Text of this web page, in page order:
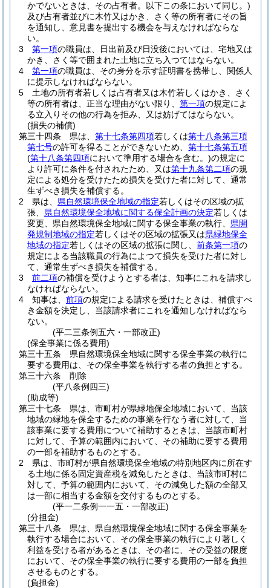
かでないときは、その占有者。以下この条において同じ。)
及び占有者並びに木竹又はかき、さく等の所有者にその旨
を通知し、意見書を提出する機会を与えなければならな
い。
3
第一項の職員は、日出前及び日没後においては、宅地又は
かき、さく等で囲まれた土地に立ち入つてはならない。
4
第一項の職員は、その身分を示す証明書を携帯し、関係人
に提示しなければならない。
5
土地の所有者若しくは占有者又は木竹若しくはかき、さく
等の所有者は、正当な理由がない限り、 第一項の規定によ
る立入りその他の行為を拒み、又は妨げてはならない。
(損失の補償)
第三十四条
県は、 第十七条第四項若しくは第十八条第三項
第七号の許可を得ることができないため、 第十七条第五項
(第十八条第四項において準用する場合を含む。)の規定に
より許可に条件を付されたため、又は第十九条第二項の規
定による処分を受けたため損失を受けた者に対して、通常
生ずべき損失を補償する。
2
県は、 県自然環境保全地域の指定若しくはその区域の拡
張、 県自然環境保全地域に関する保全計画の決定若しくは
変更、県自然環境保全地域に関する保全事業の執行、 県開
発規制地域の指定若しくはその区域の拡張又は県緑地保全
地域の指定若しくはその区域の拡張に関し、 前条第一項の
規定による当該職員の行為によつて損失を受けた者に対し
て、通常生ずべき損失を補償する。
3
前二項の補償を受けようとする者は、知事にこれを請求し
なければならない。
4
知事は、 前項の規定による請求を受けたときは、補償すべ
き金額を決定し、当該請求者にこれを通知しなければなら
ない。
(平二三条例五六・一部改正)
(保全事業に係る費用)
第三十五条
県自然環境保全地域に関する保全事業の執行に
要する費用は、その保全事業を執行する者の負担とする。
第三十六条
削除
(平八条例四三)
(助成等)
第三十七条
県は、市町村が県緑地保全地域において、当該
地域の緑地を保全するための事業を行なう者に対して、当
該事業に要する費用について補助するときは、当該市町村
に対して、予算の範囲内において、その補助に要する費用
の一部を補助するものとする。
2
県は、市町村が県自然環境保全地域の特別地区内に所在す
る土地に係る固定資産税を減免したときは、当該市町村に
対して、予算の範囲内において、その減免した額の全部又
は一部に相当する金額を交付するものとする。
(平一二条例一一五・一部改正)
(分担金)
第三十八条
県は、県自然環境保全地域に関する保全事業を
執行する場合において、その保全事業の執行により著しく
利益を受ける者があるときは、その者に、その受益の限度
において、その保全事業の執行に要する費用の一部を負担
させるものとする。
(負担金)